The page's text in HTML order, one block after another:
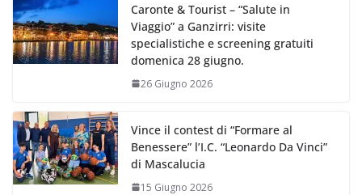
Caronte & Tourist – “Salute in
Viaggio” a Ganzirri: visite
specialistiche e screening gratuiti
domenica 28 giugno.
26 Giugno 2026
Vince il contest di “Formare al
Benessere” l’I.C. “Leonardo Da Vinci”
di Mascalucia
15 Giugno 2026